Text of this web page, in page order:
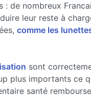
: de nombreux
leur reste à
comme les
sont
plus importants ce
santé